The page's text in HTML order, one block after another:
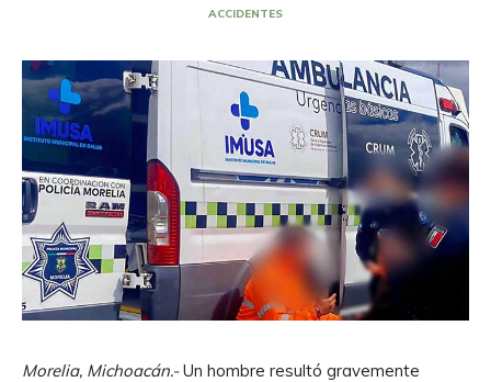
ACCIDENTES
Morelia, Michoacán.-Un hombre resultó gravemente